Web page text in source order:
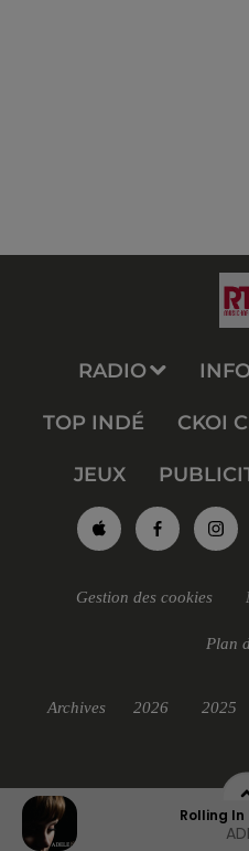
Rolling In
RADIO
TOP INDÉ CKOI
JEUX
Gestion des cookies
Plan
Archives 2026 2025